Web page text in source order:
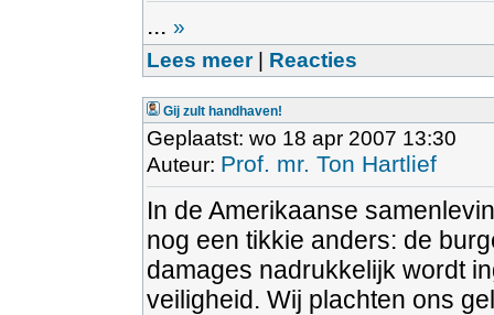
... »
Lees meer| Reacties
Gij zult handhaven!
Geplaatst: wo 18 apr 2007 13:30
Auteur: Prof. mr. Ton Hartlief
In de Amerikaanse
nog een tikkie anders: de
damages nadrukkelijk wordt
veiligheid. Wij plachten ons